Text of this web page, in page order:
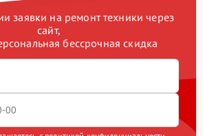
заявки на ремонт техники через
сайт,
бессрочная скидка